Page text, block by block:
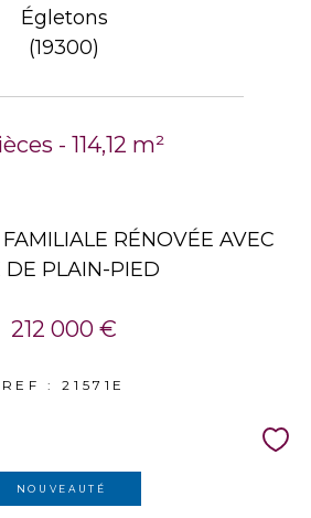
Égletons
(19300)
- 114,12 m²
RÉNOVÉE AVEC
DE PLAIN-PIED
212 000 €
REF : 21571E
NOUVEAUTÉ